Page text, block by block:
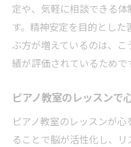
定や、気軽に相談できる
す。精神安定を目的とし
ぶ方が増えているのは、
績が評価されているためで
ピアノ教室のレッスンで
ピアノ教室のレッスンが
ることで脳が活性化し、